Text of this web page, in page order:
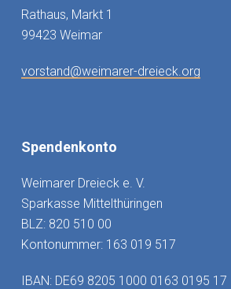
Rathaus, Markt 1
99423 Weimar
vorstand@weimarer-dreieck.org
Spendenkonto
Weimarer Dreieck e. V.
Sparkasse Mittelthüringen
BLZ: 820 510 00
Kontonummer: 163 019 517
IBAN: DE69 8205 1000 0163 0195 17